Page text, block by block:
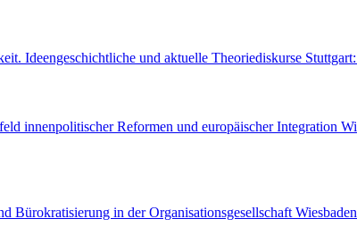
Ideengeschichtliche und aktuelle Theoriediskurse
innenpolitischer Reformen und europäischer Integration
in der Organisationsgesellschaft